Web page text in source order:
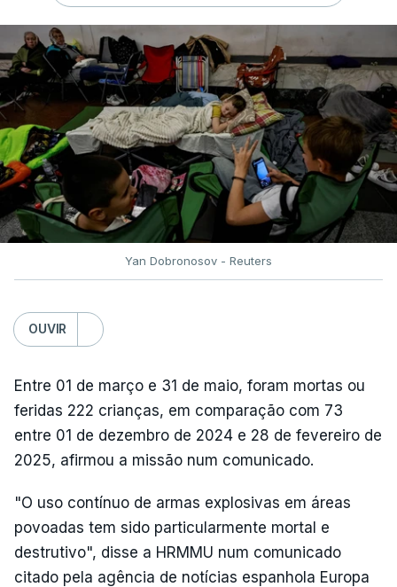
Yan Dobronosov - Reuters
OUVIR
Entre 01 de março e 31 de maio, foram mortas ou
feridas 222 crianças, em comparação com 73
entre 01 de dezembro de 2024 e 28 de fevereiro de
2025, afirmou a missão num comunicado.
"O uso contínuo de armas explosivas em áreas
povoadas tem sido particularmente mortal e
destrutivo", disse a HRMMU num comunicado
citado pela agência de notícias espanhola Europa